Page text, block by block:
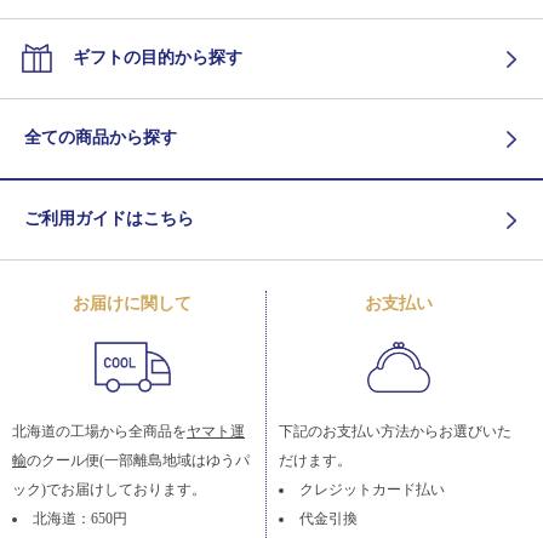
ギフトの目的から探す
全ての商品から探す
ご利用ガイドはこちら
お届けに関して
北海道の工場から全商品をヤマト運
輸のクール便(一部離島地域はゆうパ
ック)でお届けしております。
北海道：650円
お支払い
下記のお支払い方法からお選びいた
だけます。
クレジットカード払い
代金引換